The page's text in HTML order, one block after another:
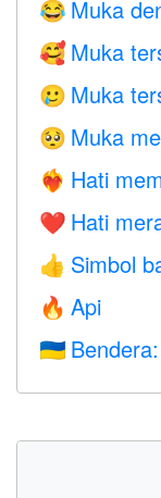
😂 Muka
🥰 Muka
🥲 Muka
🥺 Muka
❤️‍🔥 Hati
❤️ Hati
👍 Simbol
🔥 Api
🇺🇦